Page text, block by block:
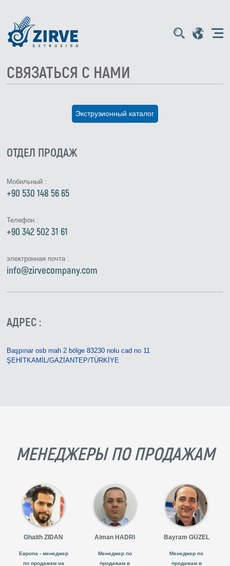
СВЯЗАТЬСЯ С НАМИ
Экструзионный каталог
ОТДЕЛ ПРОДАЖ
Мобильный :
+90 530 148 56 65
Телефон :
+90 342 502 31 61
электронная почта :
info@zirvecompany.com
АДРЕС :
Başpınar osb mah 2 bölge 83230 nolu cad no 11
ŞEHİTKAMİL/GAZİANTEP/TÜRKİYE
МЕНЕДЖЕРЫ ПО ПРОДАЖАМ
Ghaith ZIDAN
Европа - менеджер
по продажам на
Aiman HADRI
Менеджер по
продажам в
Bayram GÜZEL
Менеджер по
продажам в